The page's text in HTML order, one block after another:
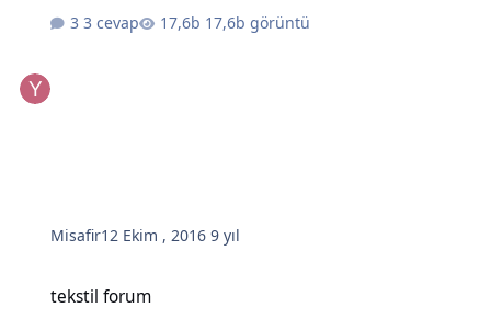
3 cevap
17,6b görüntü
Misafir12 Ekim , 20169 yıl
tekstil forum